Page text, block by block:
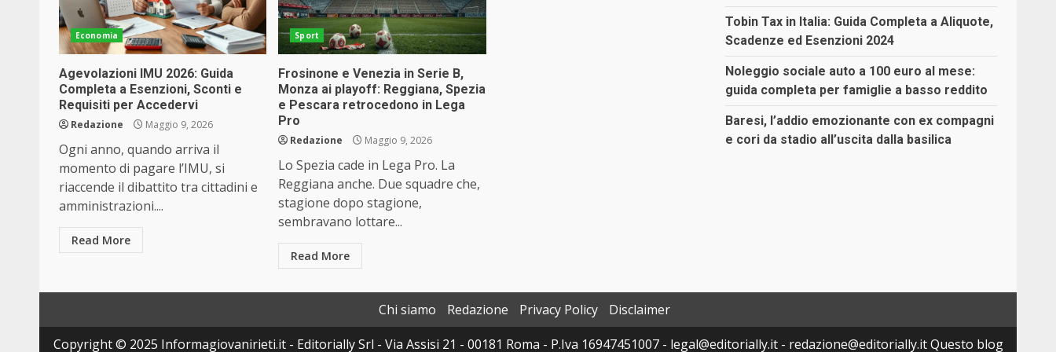
Economia
Agevolazioni IMU 2026: Guida
Completa a Esenzioni, Sconti e
Requisiti per Accedervi
Redazione Maggio 9, 2026
Ogni anno, quando arriva il
momento di pagare l’IMU, si
riaccende il dibattito tra cittadini e
amministrazioni....
Read More
Sport
Frosinone e Venezia in Serie B,
Monza ai playoff: Reggiana, Spezia
e Pescara retrocedono in Lega
Pro
Redazione Maggio 9, 2026
Lo Spezia cade in Lega Pro. La
Reggiana anche. Due squadre che,
stagione dopo stagione,
sembravano lottare...
Read More
Tobin Tax in Italia: Guida Completa a Aliquote,
Scadenze ed Esenzioni 2024
Noleggio sociale auto a 100 euro al mese:
guida completa per famiglie a basso reddito
Baresi, l’addio emozionante con ex compagni
e cori da stadio all’uscita dalla basilica
Chi siamo Redazione Privacy Policy
Disclaimer
Copyright © 2025 Informagiovanirieti.it - Editorially Srl - Via Assisi 21 - 00181 Roma - P.Iva 16947451007 - legal@editorially.it - redazione@editorially.it Questo blog